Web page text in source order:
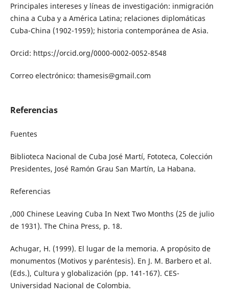
Principales intereses y líneas de investigación: inmigración
china a Cuba y a América Latina; relaciones diplomáticas
Cuba-China (1902-1959); historia contemporánea de Asia.
Orcid: https://orcid.org/0000-0002-0052-8548
Correo electrónico: thamesis@gmail.com
Referencias
Fuentes
Biblioteca Nacional de Cuba José Martí, Fototeca, Colección
Presidentes, José Ramón Grau San Martín, La Habana.
Referencias
,000 Chinese Leaving Cuba In Next Two Months (25 de julio
de 1931). The China Press, p. 18.
Achugar, H. (1999). El lugar de la memoria. A propósito de
monumentos (Motivos y paréntesis). En J. M. Barbero et al.
(Eds.), Cultura y globalización (pp. 141-167). CES-
Universidad Nacional de Colombia.